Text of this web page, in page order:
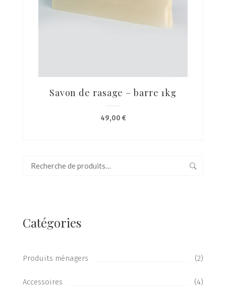
Savon de rasage – barre 1kg
49,00 €
Recherche
Catégories
Produits ménagers (2)
Accessoires (4)